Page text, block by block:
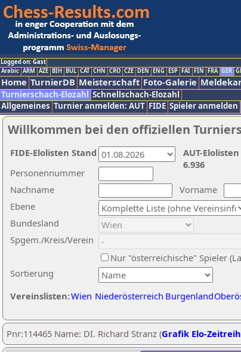
Logged on: Gast
Arabic ARM AZE BIH BUL CAT CHN CRO CZE DEN ENG ESP FAI FIN FRA GER
Home TurnierDB Meisterschaft Foto-Galerie
Turnierschach-Elozahl Schnellschach-Elozahl
Allgemeines Turnier anmelden: AUT FIDE Spieler anmelden
Willkommen bei den offiziellen
Nachname
Vorname
Ebene
Sortierung
Personennummer
Bundesland
Spgem./Kreis/Verein
Nur "österreichische" Spieler
Vereinslisten:Wien Niederösterreich Burgenland
AUT-
6.936
FIDE-Elolisten Stand
Pnr:114465 Name: DI. Richard Stranz (Grafik Elo-